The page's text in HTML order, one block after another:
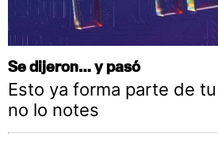
Se dijeron… y pasó
Esto ya forma parte de
no lo notes